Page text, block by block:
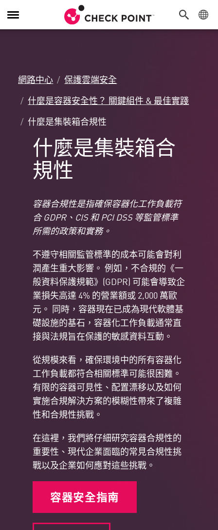
切
換
網路中心
保護雲端安全
什麼是容器安全性？ 關鍵組件 & 最佳實踐
什麼是集裝箱合規性
什麼是集裝箱合
規性
容器合規性是指確保容器化工作負載符
合 GDPR、CIS 和 PCI DSS 等監管標準
所需的政策和實務。
不遵守相關監管標準的成本可能會對利
潤產生重大影響。 例如，不合規的《一
般資料保護規範》(GDPR) 可能會導致企
業損失高達 4% 的營業額或 2,000 萬歐
元。 同時，容器現在已成為現代軟體基
礎設施的基石，容器化工作負載通常直
接與法規旨在保護的敏感資料互動。
從規模來看，確保環境中的所有容器化
工作負載都符合相關標準可能很困難。
有限的容器可見性、配置漂移以及如何
實施合規解決方案的模糊性帶來了複雜
性和合規性挑戰。
在這裡，我們將仔細研究容器合規性的
重要性、現代企業面臨的常見合規性挑
戰以及企業如何應對這些挑戰。
容器安全指南